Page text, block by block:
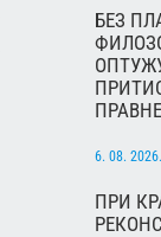
БЕЗ
6. 08.
ПРИ